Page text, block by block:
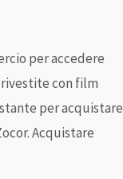
per accedere
con film
per acquistare
Acquistare